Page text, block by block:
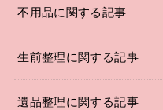
不用品に関する記事
生前整理に関する記事
遺品整理に関する記事